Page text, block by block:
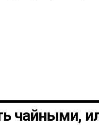
чайными,